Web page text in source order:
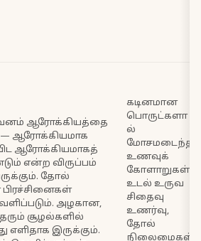
ஆரோக்கியத்தை
— ஆரோக்கியமாக
ஆரோக்கியமாகத்
என்ற விருப்பம்
தோல்
அழகான,
சூழல்களில்
எளிதாக இருக்கும்.
கடினமான
பொருட்களா
ல்
மோசமடைந்த
உணவுக்
கோளாறுகள்,
உடல் உருவ
சிதைவு
உணர்வு,
தோல்
நிலைமைகள்